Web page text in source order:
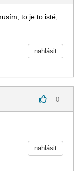
to je to isté,
nahlásit
0
nahlásit